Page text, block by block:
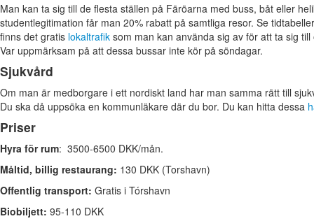
Man kan ta sig till de flesta ställen på Färöarna med buss, båt eller
studentlegitimation får man 20% rabatt på samtliga resor. Se
finns det gratis lokaltrafik som man kan använda sig av för att ta sig
Var uppmärksam på att dessa bussar inte kör på söndagar.
Sjukvård
Om man är medborgare i ett nordiskt land har man samma rätt till
Du ska då uppsöka en kommunläkare där du bor. Du kan hitta dessa
Priser
Hyra för rum: 3500-6500 DKK/mån.
Måltid, billig restaurang: 130 DKK (Torshavn)
Offentlig transport: Gratis i Tórshavn
Biobiljett: 95-110 DKK